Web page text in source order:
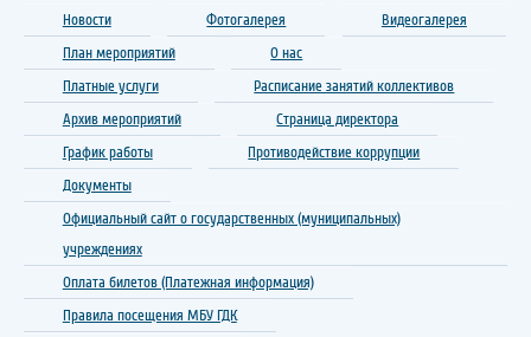
Новости Фотогалерея
Видеогалерея
План мероприятий
О нас
Платные услуги
Расписание занятий коллективов
Архив мероприятий
Страница директора
График работы
Противодействие коррупции
Документы
Официальный сайт о государственных (муниципальных)
учреждениях
Оплата билетов (Платежная информация)
Правила посещения МБУ ГДК